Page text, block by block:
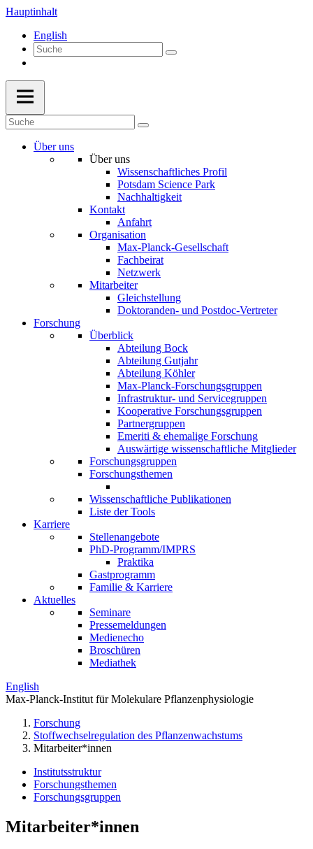
Hauptinhalt
English
Über uns
Über uns
Wissenschaftliches Profil
Potsdam Science Park
Nachhaltigkeit
Kontakt
Anfahrt
Organisation
Max-Planck-Gesellschaft
Fachbeirat
Netzwerk
Mitarbeiter
Gleichstellung
Doktoranden- und Postdoc-Vertreter
Forschung
Überblick
Abteilung Bock
Abteilung Gutjahr
Abteilung Köhler
Max-Planck-Forschungsgruppen
Infrastruktur- und Servicegruppen
Kooperative Forschungsgruppen
Partnergruppen
Emeriti & ehemalige Forschung
Auswärtige wissenschaftliche Mitglieder
Forschungsgruppen
Forschungsthemen
Wissenschaftliche Publikationen
Liste der Tools
Karriere
Stellenangebote
PhD-Programm/IMPRS
Praktika
Gastprogramm
Familie & Karriere
Aktuelles
Seminare
Pressemeldungen
Medienecho
Broschüren
Mediathek
English
Max-Planck-Institut für Molekulare Pflanzenphysiologie
Forschung
Stoffwechselregulation des Pflanzenwachstums
Mitarbeiter*innen
Institutsstruktur
Forschungsthemen
Forschungsgruppen
Mitarbeiter*innen